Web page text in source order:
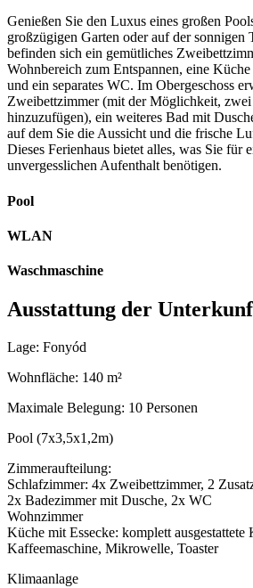
Genießen Sie den Luxus eines großen
großzügigen Garten oder auf der sonnigen
befinden sich ein gemütliches
Wohnbereich zum Entspannen, eine
und ein separates WC. Im Obergeschoss
Zweibettzimmer (mit der Möglichkeit, zwei
hinzuzufügen), ein weiteres Bad mit
auf dem Sie die Aussicht und die frische
Dieses Ferienhaus bietet alles, was Sie für
unvergesslichen Aufenthalt benötigen.
Pool
WLAN
Waschmaschine
Ausstattung der
Lage: Fonyód
Wohnfläche: 140 m²
Maximale Belegung: 10 Personen
Pool (7x3,5x1,2m)
Zimmeraufteilung:
Schlafzimmer: 4x Zweibettzimmer, 2
2x Badezimmer mit Dusche, 2x WC
Wohnzimmer
Küche mit Essecke: komplett ausgestattete
Kaffeemaschine, Mikrowelle, Toaster
Klimaanlage